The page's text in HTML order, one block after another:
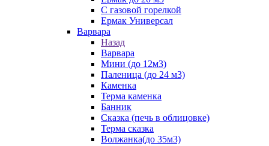
С газовой горелкой
Ермак Универсал
Варвара
Назад
Варвара
Мини (до 12м3)
Паленица (до 24 м3)
Каменка
Терма каменка
Банник
Сказка (печь в облицовке)
Терма сказка
Волжанка(до 35м3)